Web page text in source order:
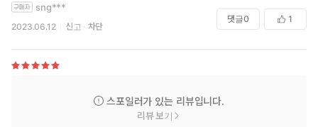
sng***
2023.06.12 신고 차단
댓글0 1
스포일러가 있는 리뷰입니다.
리뷰 보기